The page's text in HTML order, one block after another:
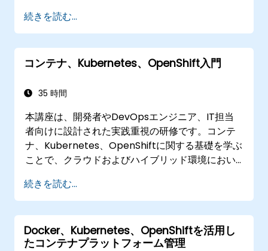
続きを読む...
コンテナ、Kubernetes、OpenShift入門
35 時間
本講座は、開発者やDevOpsエンジニア、IT担当
者向けに設計された実践重視の研修です。コンテ
ナ、Kubernetes、OpenShiftに関する基礎を学ぶ
ことで、クラウドおよびハイブリッド環境におい
キルが身につきます。具体的には、コンテナ化さ
れたアプリケーションの構築方法やKubernetes
リソースの管理手法、OpenShiftを活用した現代
的な開発・運用フローの実践が可能になります。
続きを読む...
Docker、Kubernetes、OpenShiftを活用し
たコンテナプラットフォーム管理